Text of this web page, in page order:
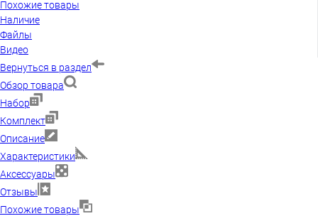
Похожие товары
Наличие
Файлы
Видео
Вернуться в раздел
Обзор товара
Набор
Комплект
Описание
Характеристики
Аксессуары
Отзывы
Похожие товары